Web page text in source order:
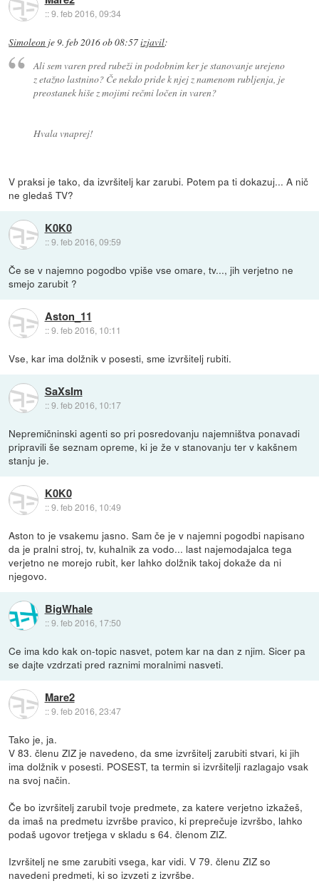
::9. feb 2016, 09:34
Simoleon je9. feb 2016 ob 08:57izjavil:
Ali sem varen pred rubeži in podobnim ker je stanovanje urejeno
z etažno lastnino? Če nekdo pride k njej z namenom rubljenja, je
preostanek hiše z mojimi rečmi ločen in varen?
Hvala vnaprej!
V praksi je tako, da izvršitelj kar zarubi. Potem pa ti dokazuj... A nič
ne gledaš TV?
K0K0
::9. feb 2016, 09:59
Če se v najemno pogodbo vpiše vse omare, tv..., jih verjetno ne
smejo zarubit ?
Aston_11
::9. feb 2016, 10:11
Vse, kar ima dolžnik v posesti, sme izvršitelj rubiti.
SaXsIm
::9. feb 2016, 10:17
Nepremičninski agenti so pri posredovanju najemništva ponavadi
pripravili še seznam opreme, ki je že v stanovanju ter v kakšnem
stanju je.
K0K0
::9. feb 2016, 10:49
Aston to je vsakemu jasno. Sam če je v najemni pogodbi napisano
da je pralni stroj, tv, kuhalnik za vodo... last najemodajalca tega
verjetno ne morejo rubit, ker lahko dolžnik takoj dokaže da ni
njegovo.
BigWhale
::9. feb 2016, 17:50
Ce ima kdo kak on-topic nasvet, potem kar na dan z njim. Sicer pa
se dajte vzdrzati pred raznimi moralnimi nasveti.
Mare2
::9. feb 2016, 23:47
Tako je, ja.
V 83. členu ZIZ je navedeno, da sme izvršitelj zarubiti stvari, ki jih
ima dolžnik v posesti. POSEST, ta termin si izvršitelji razlagajo vsak
na svoj način.
Če bo izvršitelj zarubil tvoje predmete, za katere verjetno izkažeš,
da imaš na predmetu izvršbe pravico, ki preprečuje izvršbo, lahko
podaš ugovor tretjega v skladu s 64. členom ZIZ.
Izvršitelj ne sme zarubiti vsega, kar vidi. V 79. členu ZIZ so
navedeni predmeti, ki so izvzeti z izvršbe.